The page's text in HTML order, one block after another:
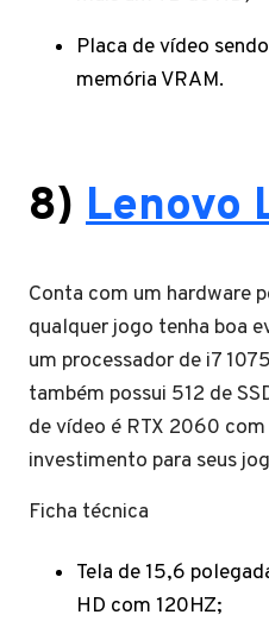
Placa de vídeo
memória VRAM.
8) Lenovo
Conta com um hardware
qualquer jogo tenha boa
um processador de i7
também possui 512 de
de vídeo é RTX 2060
investimento para seus
Ficha técnica
Tela de 15,6
HD com 120HZ;